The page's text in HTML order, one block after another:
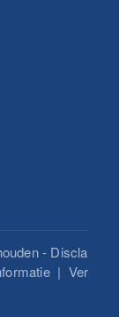
- Discla
| Ver